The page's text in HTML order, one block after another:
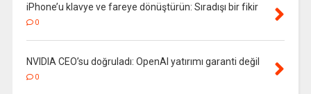
iPhone’u klavye ve fareye dönüştürün: Sıradışı bir fikir
0
NVIDIA CEO’su doğruladı: OpenAI yatırımı garanti değil
0